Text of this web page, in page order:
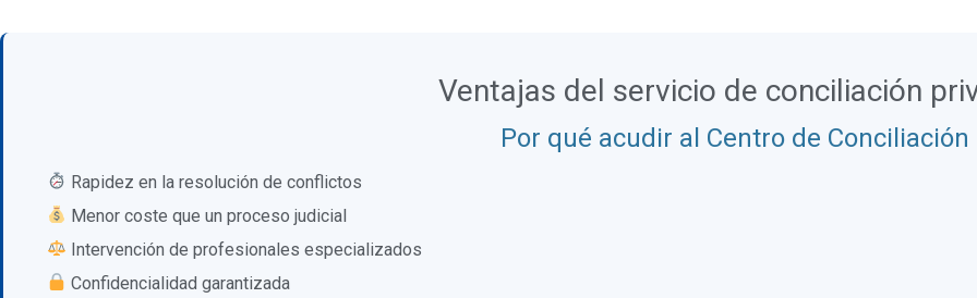
Ventajas del servicio de conciliación
Por qué acudir al Centro de Conciliación
Rapidez en la resolución de conflictos
Menor coste que un proceso judicial
Intervención de profesionales especializados
Confidencialidad garantizada